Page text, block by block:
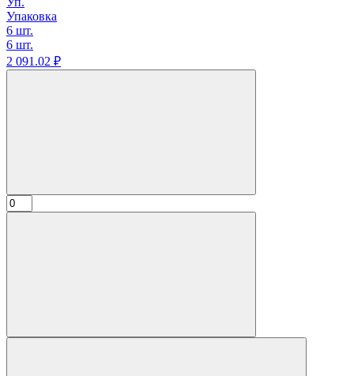
Упаковка
6 шт.
6 шт.
2 091.02 ₽